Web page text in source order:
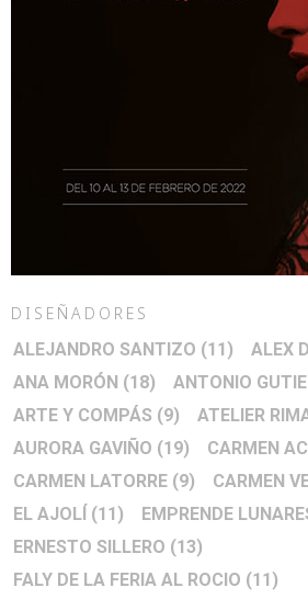
DISEÑADORES
ALEJANDRO SANTIZO (11) ALEX
ANA MORÓN (18) ANTONIO
ARTE Y COMPÁS (9) ATELIER
AURORA GAVIÑO (19) CARMEN
CARMEN LATORRE (9) CARMEN
EL AJOLÍ (11) EMPRENDE
ERNESTO SILLERO (13)
FALY DE LA FERIA AL ROCIO (11)